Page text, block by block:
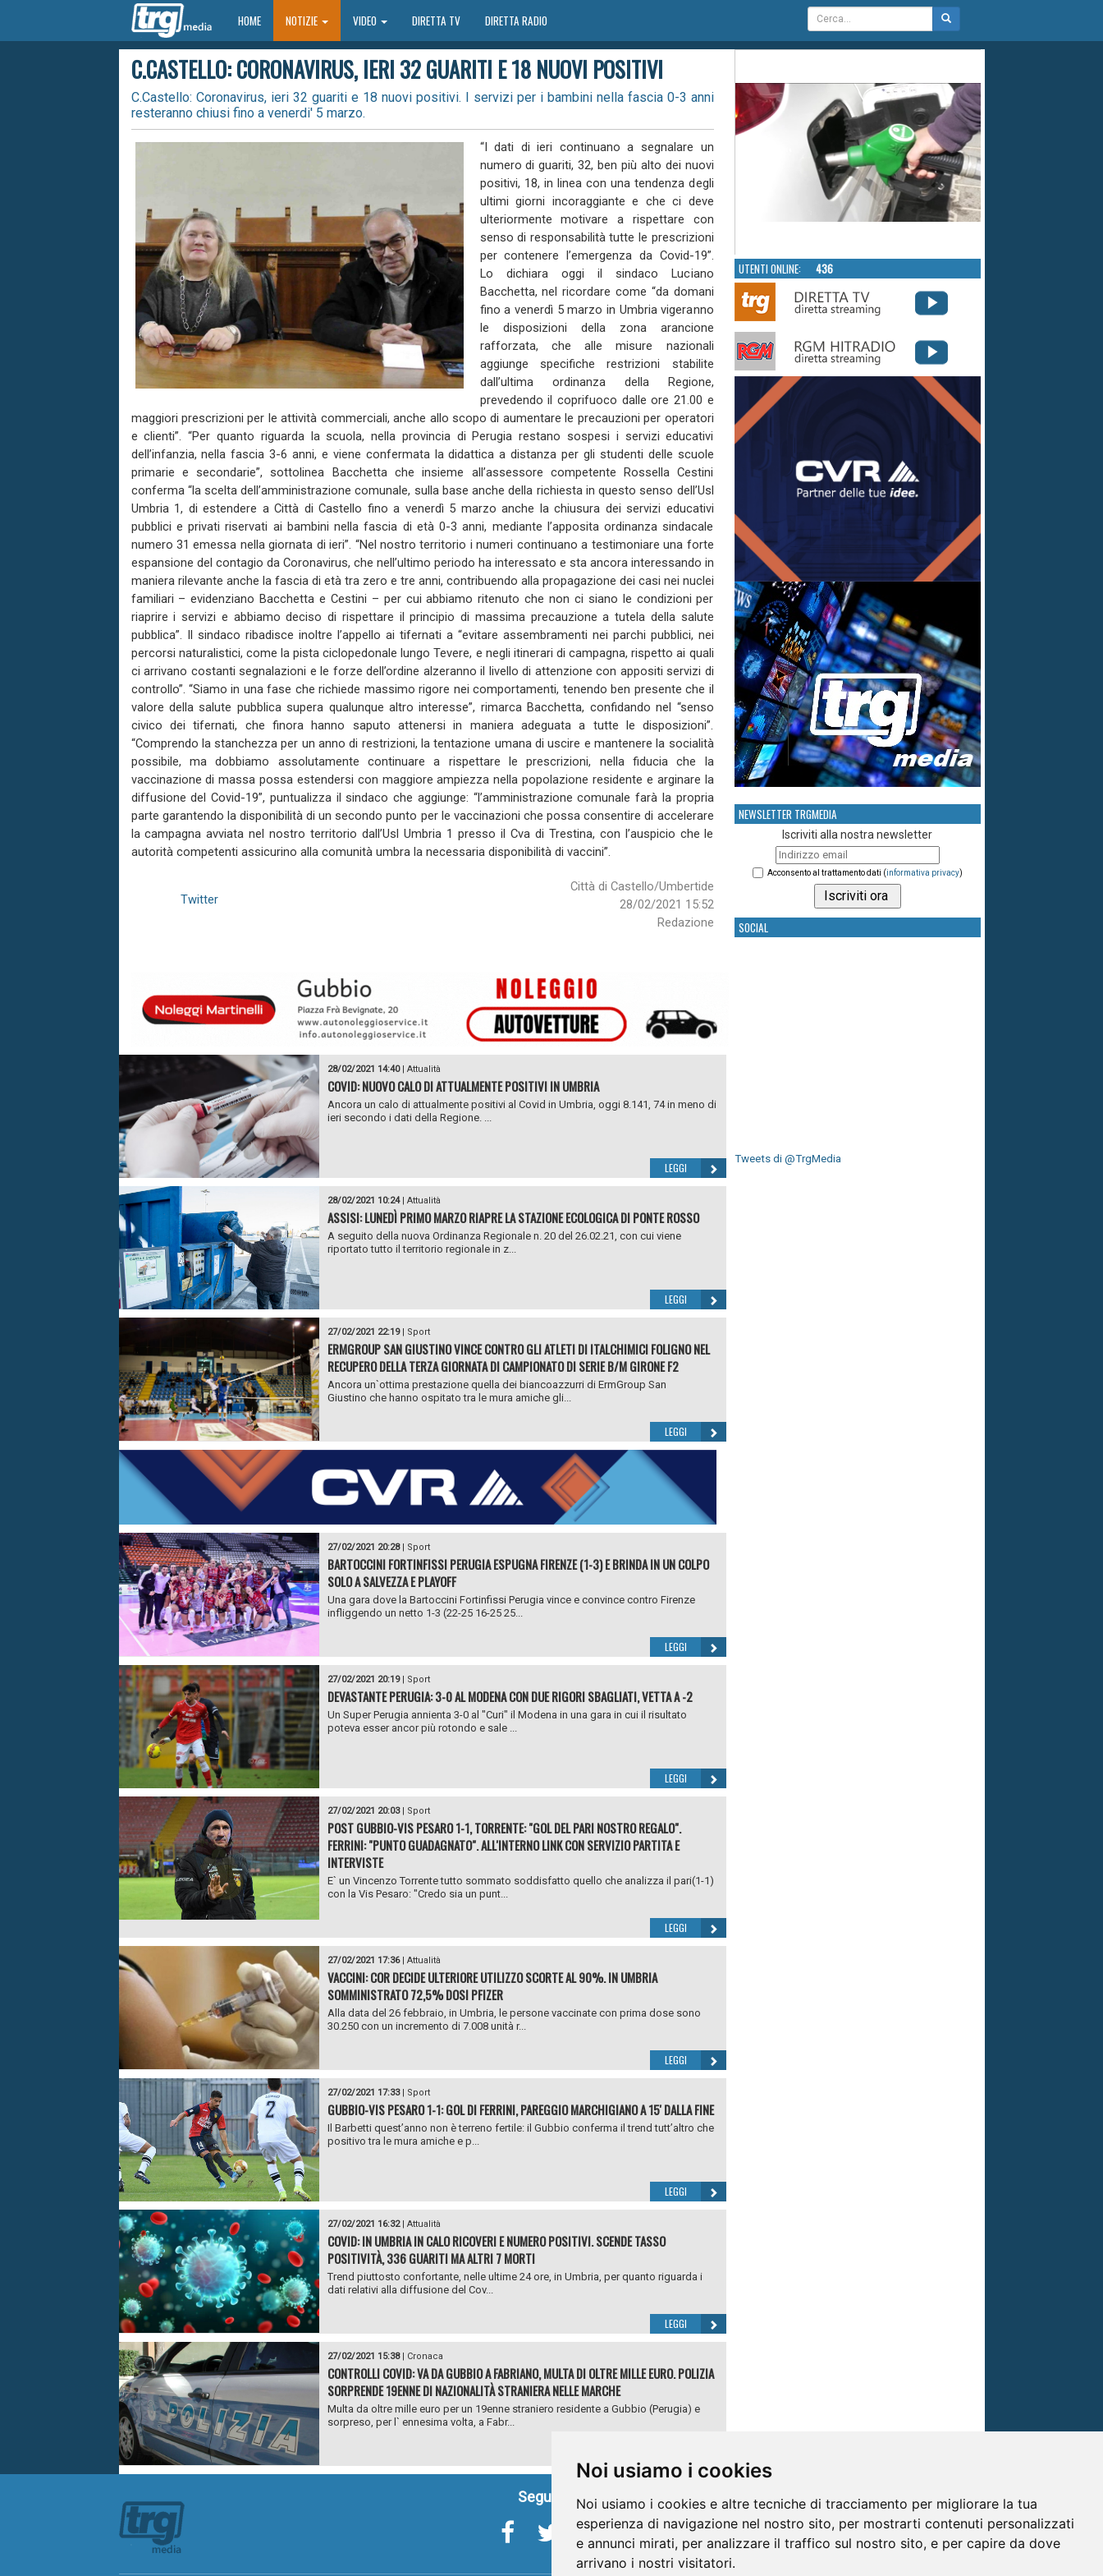
Noi usiamo i cookies
Noi usiamo i cookies e altre tecniche di tracciamento per migliorare la tua
esperienza di navigazione nel nostro sito, per mostrarti contenuti personalizzati
e annunci mirati, per analizzare il traffico sul nostro sito, e per capire da dove
arrivano i nostri visitatori.
HOMEHOME NOTIZIE VIDEO DIRETTA TV DIRETTA RADIO
C.CASTELLO: CORONAVIRUS, IERI 32 GUARITI E 18 NUOVI POSITIVI
C.Castello: Coronavirus, ieri 32 guariti e 18 nuovi positivi. I servizi per i bambini nella fascia 0-3 anni
resteranno chiusi fino a venerdi' 5 marzo.
“I dati di ieri continuano a segnalare un
numero di guariti, 32, ben più alto dei nuovi
positivi, 18, in linea con una tendenza degli
ultimi giorni incoraggiante e che ci deve
ulteriormente motivare a rispettare con
senso di responsabilità tutte le prescrizioni
per contenere l’emergenza da Covid-19”.
Lo dichiara oggi il sindaco Luciano
Bacchetta, nel ricordare come “da domani
fino a venerdì 5 marzo in Umbria vigeranno
le disposizioni della zona arancione
rafforzata, che alle misure nazionali
aggiunge specifiche restrizioni stabilite
dall’ultima ordinanza della Regione,
prevedendo il coprifuoco dalle ore 21.00 e
maggiori prescrizioni per le attività commerciali, anche allo scopo di aumentare le precauzioni per operatori
e clienti”. “Per quanto riguarda la scuola, nella provincia di Perugia restano sospesi i servizi educativi
dell’infanzia, nella fascia 3-6 anni, e viene confermata la didattica a distanza per gli studenti delle scuole
primarie e secondarie”, sottolinea Bacchetta che insieme all’assessore competente Rossella Cestini
conferma “la scelta dell’amministrazione comunale, sulla base anche della richiesta in questo senso dell’Usl
Umbria 1, di estendere a Città di Castello fino a venerdì 5 marzo anche la chiusura dei servizi educativi
pubblici e privati riservati ai bambini nella fascia di età 0-3 anni, mediante l’apposita ordinanza sindacale
numero 31 emessa nella giornata di ieri”. “Nel nostro territorio i numeri continuano a testimoniare una forte
espansione del contagio da Coronavirus, che nell’ultimo periodo ha interessato e sta ancora interessando in
maniera rilevante anche la fascia di età tra zero e tre anni, contribuendo alla propagazione dei casi nei nuclei
familiari – evidenziano Bacchetta e Cestini – per cui abbiamo ritenuto che non ci siano le condizioni per
riaprire i servizi e abbiamo deciso di rispettare il principio di massima precauzione a tutela della salute
pubblica”. Il sindaco ribadisce inoltre l’appello ai tifernati a “evitare assembramenti nei parchi pubblici, nei
percorsi naturalistici, come la pista ciclopedonale lungo Tevere, e negli itinerari di campagna, rispetto ai quali
ci arrivano costanti segnalazioni e le forze dell’ordine alzeranno il livello di attenzione con appositi servizi di
controllo”. “Siamo in una fase che richiede massimo rigore nei comportamenti, tenendo ben presente che il
valore della salute pubblica supera qualunque altro interesse”, rimarca Bacchetta, confidando nel “senso
civico dei tifernati, che finora hanno saputo attenersi in maniera adeguata a tutte le disposizioni”.
“Comprendo la stanchezza per un anno di restrizioni, la tentazione umana di uscire e mantenere la socialità
possibile, ma dobbiamo assolutamente continuare a rispettare le prescrizioni, nella fiducia che la
vaccinazione di massa possa estendersi con maggiore ampiezza nella popolazione residente e arginare la
diffusione del Covid-19”, puntualizza il sindaco che aggiunge: “l’amministrazione comunale farà la propria
parte garantendo la disponibilità di un secondo punto per le vaccinazioni che possa consentire di accelerare
la campagna avviata nel nostro territorio dall’Usl Umbria 1 presso il Cva di Trestina, con l’auspicio che le
autorità competenti assicurino alla comunità umbra la necessaria disponibilità di vaccini”.
Città di Castello/Umbertide
28/02/2021 15:52
Redazione
Twitter
28/02/2021 14:40| Attualità
COVID: NUOVO CALO DI ATTUALMENTE POSITIVI IN UMBRIA
Ancora un calo di attualmente positivi al Covid in Umbria, oggi 8.141, 74 in meno di
ieri secondo i dati della Regione. ...
LEGGI
28/02/2021 10:24| Attualità
ASSISI: LUNEDÌ PRIMO MARZO RIAPRE LA STAZIONE ECOLOGICA DI PONTE ROSSO
A seguito della nuova Ordinanza Regionale n. 20 del 26.02.21, con cui viene
riportato tutto il territorio regionale in z...
LEGGI
27/02/2021 22:19| Sport
ERMGROUP SAN GIUSTINO VINCE CONTRO GLI ATLETI DI ITALCHIMICI FOLIGNO NEL
RECUPERO DELLA TERZA GIORNATA DI CAMPIONATO DI SERIE B/M GIRONE F2
Ancora un`ottima prestazione quella dei biancoazzurri di ErmGroup San
Giustino che hanno ospitato tra le mura amiche gli...
LEGGI
27/02/2021 20:28| Sport
BARTOCCINI FORTINFISSI PERUGIA ESPUGNA FIRENZE (1-3) E BRINDA IN UN COLPO
SOLO A SALVEZZA E PLAYOFF
Una gara dove la Bartoccini Fortinfissi Perugia vince e convince contro Firenze
infliggendo un netto 1-3 (22-25 16-25 25...
LEGGI
27/02/2021 20:19| Sport
DEVASTANTE PERUGIA: 3-0 AL MODENA CON DUE RIGORI SBAGLIATI, VETTA A -2
Un Super Perugia annienta 3-0 al "Curi" il Modena in una gara in cui il risultato
poteva esser ancor più rotondo e sale ...
LEGGI
27/02/2021 20:03| Sport
POST GUBBIO-VIS PESARO 1-1, TORRENTE: "GOL DEL PARI NOSTRO REGALO".
FERRINI: "PUNTO GUADAGNATO". ALL'INTERNO LINK CON SERVIZIO PARTITA E
INTERVISTE
E` un Vincenzo Torrente tutto sommato soddisfatto quello che analizza il pari(1-1)
con la Vis Pesaro: "Credo sia un punt...
LEGGI
27/02/2021 17:36| Attualità
VACCINI: COR DECIDE ULTERIORE UTILIZZO SCORTE AL 90%. IN UMBRIA
SOMMINISTRATO 72,5% DOSI PFIZER
Alla data del 26 febbraio, in Umbria, le persone vaccinate con prima dose sono
30.250 con un incremento di 7.008 unità r...
LEGGI
27/02/2021 17:33| Sport
GUBBIO-VIS PESARO 1-1: GOL DI FERRINI, PAREGGIO MARCHIGIANO A 15' DALLA FINE
Il Barbetti quest’anno non è terreno fertile: il Gubbio conferma il trend tutt’altro che
positivo tra le mura amiche e p...
LEGGI
27/02/2021 16:32| Attualità
COVID: IN UMBRIA IN CALO RICOVERI E NUMERO POSITIVI. SCENDE TASSO
POSITIVITÀ, 336 GUARITI MA ALTRI 7 MORTI
Trend piuttosto confortante, nelle ultime 24 ore, in Umbria, per quanto riguarda i
dati relativi alla diffusione del Cov...
LEGGI
27/02/2021 15:38| Cronaca
CONTROLLI COVID: VA DA GUBBIO A FABRIANO, MULTA DI OLTRE MILLE EURO. POLIZIA
SORPRENDE 19ENNE DI NAZIONALITÀ STRANIERA NELLE MARCHE
Multa da oltre mille euro per un 19enne straniero residente a Gubbio (Perugia) e
sorpreso, per l` ennesima volta, a Fabr...
UTENTI ONLINE: 436
NEWSLETTER TRGMEDIA
Iscriviti alla nostra newsletter
Acconsento al trattamento dati (informativa privacy)
SOCIAL
Tweets di @TrgMedia
Seguici su